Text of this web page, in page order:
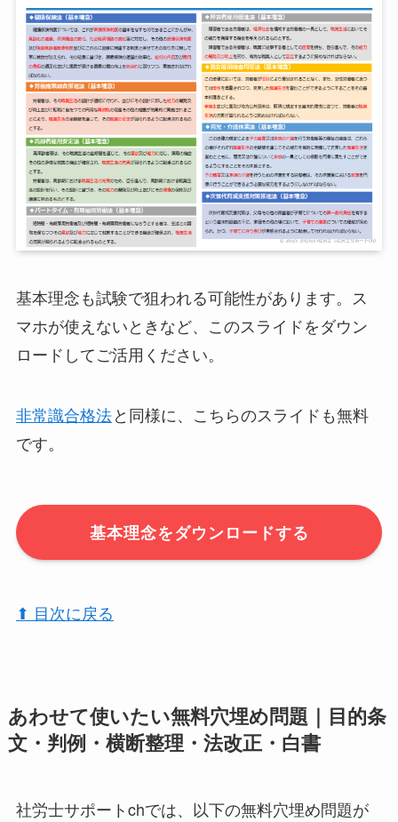
基本理念も試験で狙われる可能性があります。ス
マホが使えないときなど、このスライドをダウン
ロードしてご活用ください。
非常識合格法と同様に、こちらのスライドも無料
です。
基本理念をダウンロードする
⬆︎ 目次に戻る
あわせて使いたい無料穴埋め問題｜目的条
文・判例・横断整理・法改正・白書
社労士サポートchでは、以下の無料穴埋め問題が